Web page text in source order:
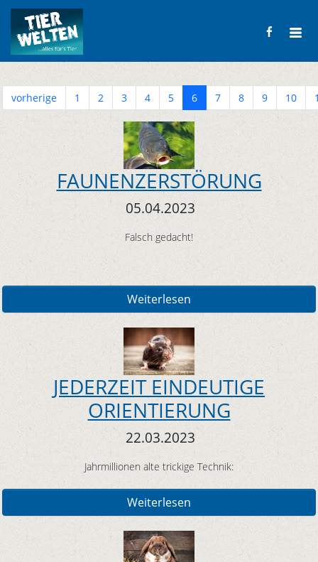
vorherige 1 2 3 4 5 6 7 8 9 10
FAUNENZERSTÖRUNG
05.04.2023
Falsch gedacht!
Weiterlesen
JEDERZEIT EINDEUTIGE
ORIENTIERUNG
22.03.2023
Jahrmillionen alte trickige Technik:
Weiterlesen